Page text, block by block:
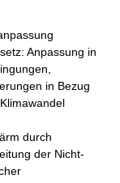
Anpassung in
in Bezug
durch
der Nicht-